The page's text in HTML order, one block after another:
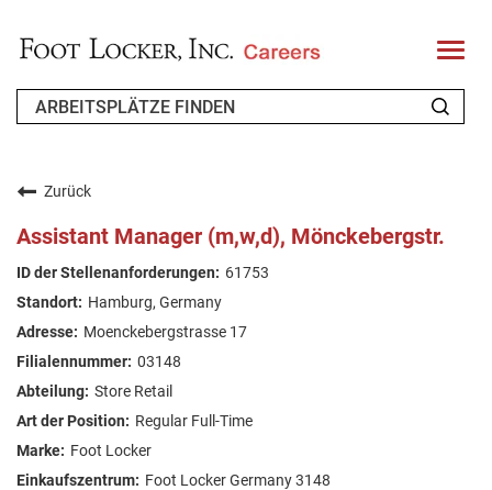
T
o
l
FAQ
ARBEIT SUCHEN
Zurück
Assistant Manager (m,w,d), Mönckebergstr.
61753
Hamburg, Germany
Moenckebergstrasse 17
03148
Store Retail
Regular Full-Time
Foot Locker
Foot Locker Germany 3148